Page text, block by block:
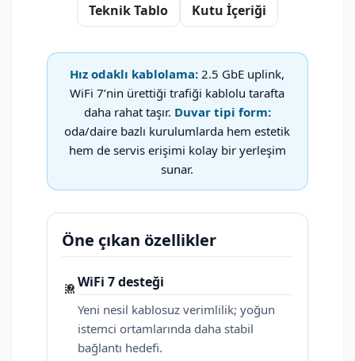
Teknik Tablo
Kutu İçeriği
Hız odaklı kablolama: 2.5 GbE uplink,
WiFi 7’nin ürettiği trafiği kablolu tarafta
daha rahat taşır. Duvar tipi form:
oda/daire bazlı kurulumlarda hem estetik
hem de servis erişimi kolay bir yerleşim
sunar.
Öne çıkan özellikler
WiFi 7 desteği
Yeni nesil kablosuz verimlilik; yoğun
istemci ortamlarında daha stabil
bağlantı hedefi.